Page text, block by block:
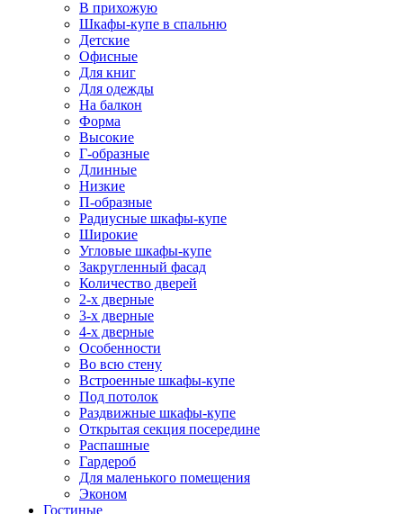
В прихожую
Шкафы-купе в спальню
Детские
Офисные
Для книг
Для одежды
На балкон
Форма
Высокие
Г-образные
Длинные
Низкие
П-образные
Радиусные шкафы-купе
Широкие
Угловые шкафы-купе
Закругленный фасад
Количество дверей
2-х дверные
3-х дверные
4-х дверные
Особенности
Во всю стену
Встроенные шкафы-купе
Под потолок
Раздвижные шкафы-купе
Открытая секция посередине
Распашные
Гардероб
Для маленького помещения
Эконом
Гостиные